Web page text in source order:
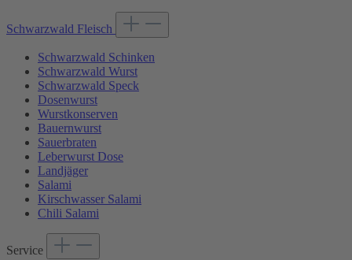
Schwarzwald Fleisch
Schwarzwald Schinken
Schwarzwald Wurst
Schwarzwald Speck
Dosenwurst
Wurstkonserven
Bauernwurst
Sauerbraten
Leberwurst Dose
Landjäger
Salami
Kirschwasser Salami
Chili Salami
Service